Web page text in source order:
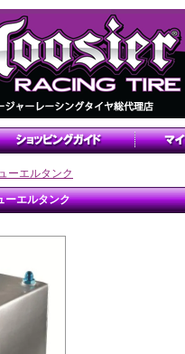
ーエルタンク
エルタンク